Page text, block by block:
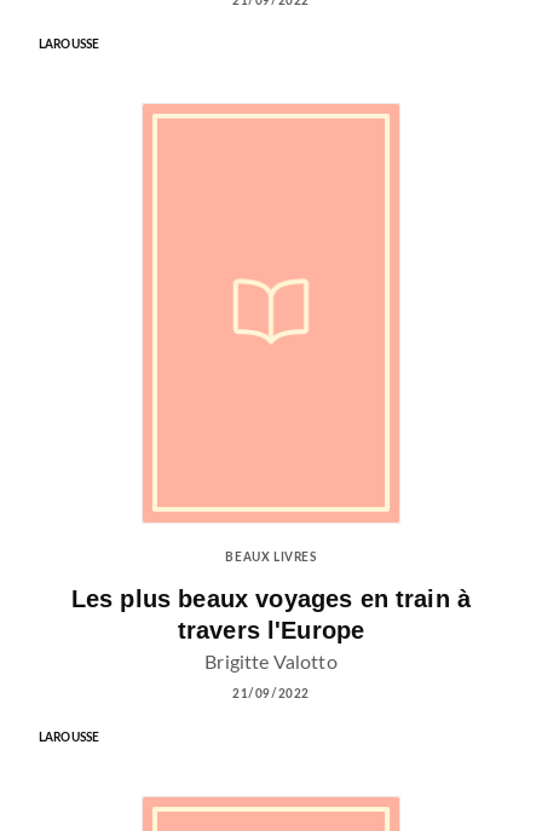
LAROUSSE
BEAUX LIVRES
Les plus beaux voyages en train à
travers l'Europe
Brigitte Valotto
21/09/2022
LAROUSSE